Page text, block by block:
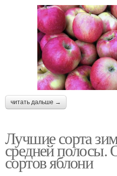
читать дальше →
Лучшие сорта
средней полосы.
сортов яблони